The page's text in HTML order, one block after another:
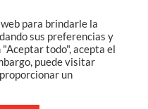
para brindarle la
sus preferencias y
todo", acepta el
puede visitar
un